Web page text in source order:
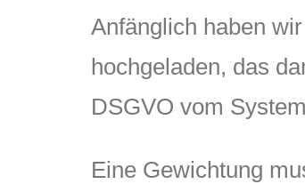
Anfänglich haben
hochgeladen, das
DSGVO vom
Eine Gewichtung